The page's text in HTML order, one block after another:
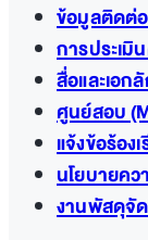
ข้อมูลติดต่
การประเมิ
สื่อและเอ
ศูนย์สอบ
แจ้งข้อร้อง
นโยบายค
งานพัสดุจั